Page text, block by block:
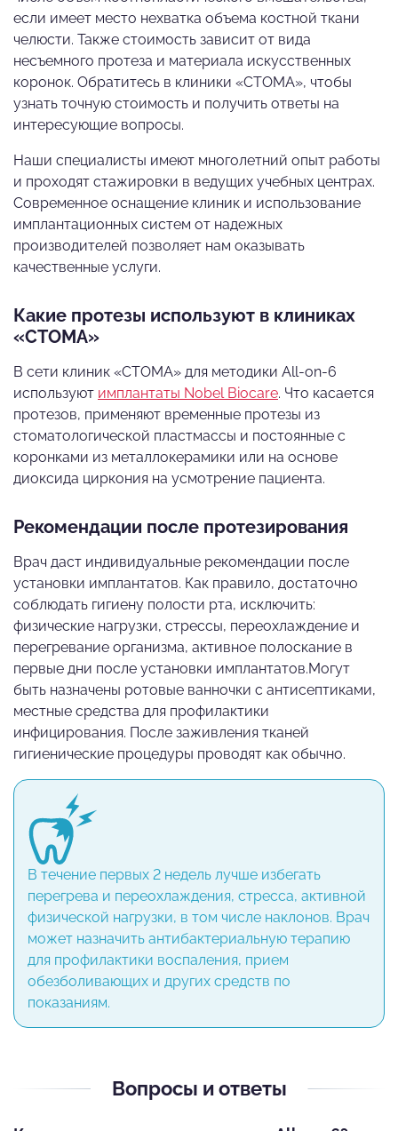
если имеет место нехватка объема костной ткани
челюсти. Также стоимость зависит от вида
несъемного протеза и материала искусственных
коронок. Обратитесь в клиники «СТОМА», чтобы
узнать точную стоимость и получить ответы на
интересующие вопросы.
Наши специалисты имеют многолетний опыт работы
и проходят стажировки в ведущих учебных центрах.
Современное оснащение клиник и использование
имплантационных систем от надежных
производителей позволяет нам оказывать
качественные услуги.
Какие протезы используют в клиниках
«СТОМА»
В сети клиник «СТОМА» для методики All-on-6
используют имплантаты Nobel Biocare. Что касается
протезов, применяют временные протезы из
стоматологической пластмассы и постоянные с
коронками из металлокерамики или на основе
диоксида циркония на усмотрение пациента.
Рекомендации после протезирования
Врач даст индивидуальные рекомендации после
установки имплантатов. Как правило, достаточно
соблюдать гигиену полости рта, исключить:
физические нагрузки, стрессы, переохлаждение и
перегревание организма, активное полоскание в
первые дни после установки имплантатов.Могут
быть назначены ротовые ванночки с антисептиками,
местные средства для профилактики
инфицирования. После заживления тканей
гигиенические процедуры проводят как обычно.
В течение первых 2 недель лучше избегать
перегрева и переохлаждения, стресса, активной
физической нагрузки, в том числе наклонов. Врач
может назначить антибактериальную терапию
для профилактики воспаления, прием
обезболивающих и других средств по
показаниям.
Вопросы и ответы